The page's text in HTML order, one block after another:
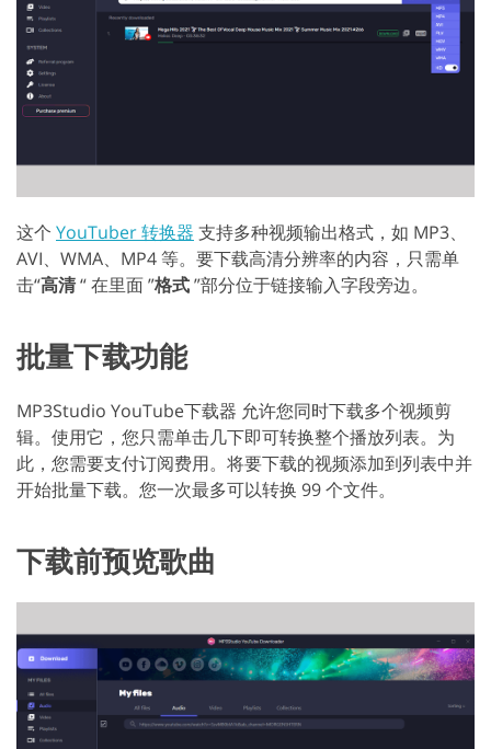
这个 YouTuber 转换器 支持多种视频输出格式，如 MP3、
AVI、WMA、MP4 等。要下载高清分辨率的内容，只需单
击“高清“ 在里面 ”格式”部分位于链接输入字段旁边。
批量下载功能
MP3Studio YouTube下载器 允许您同时下载多个视频剪
辑。使用它，您只需单击几下即可转换整个播放列表。为
此，您需要支付订阅费用。将要下载的视频添加到列表中并
开始批量下载。您一次最多可以转换 99 个文件。
下载前预览歌曲